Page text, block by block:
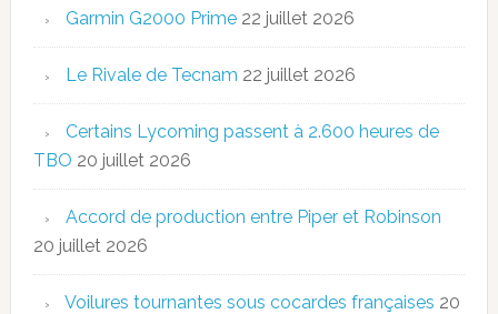
Garmin G2000 Prime 22 juillet 2026
Le Rivale de Tecnam 22 juillet 2026
Certains Lycoming passent à 2.600 heures de
TBO 20 juillet 2026
Accord de production entre Piper et Robinson
20 juillet 2026
Voilures tournantes sous cocardes françaises 20